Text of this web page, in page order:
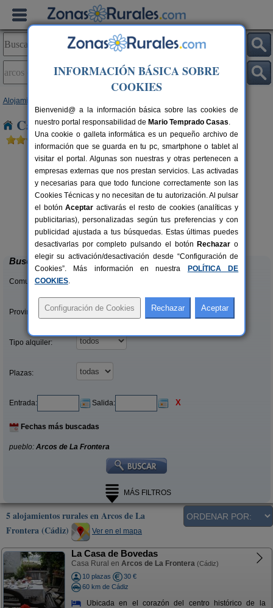
Alojamientos
Casas Rurales en Arcos de La Frontera
4-8+1 pers.
desde25 €
Vivienda Rural Salvi
Prado del Rey (Cádiz)
Buscar
Comunidades:
Provincias/Islas:
Tipo alquiler:
Plazas:
Entrada: Salida: X
Fechas más buscadas
pueblo: Arcos de La Frontera
MÁS FILTROS
5 alojamientos rurales en Arcos de La
Frontera (Cádiz)
Ver en el mapa
La Casa de Bovedas
Casa Rural en Arcos de La Frontera (Cádiz)
10 plazas
30 €
60 km de Cádiz
Ubicada en el corazón del centro histórico de la
INFORMACIÓN BÁSICA SOBRE
COOKIES
Bienvenid@ a la información básica sobre las cookies de
nuestro portal responsabilidad de Mario Temprado Casas.
Una cookie o galleta informática es un pequeño archivo de
información que se guarda en tu pc, smartphone o tablet al
visitar el portal. Algunas son nuestras y otras pertenecen a
empresas externas que nos prestan servicios. Las activadas
y necesarias para que todo funcione correctamente son las
Cookies Técnicas y no necesitan de tu autorización. Al pulsar
el botónAceptar activarás el resto de cookies (analíticas y
publicitarias), personalizadas según tus preferencias y con
publicidad ajustada a tus búsquedas. Estas últimas puedes
desactivarlas por completo pulsando el botón Rechazar o
elegir su activación/desactivación desde “Configuración de
Cookies”. Más información en nuestra
POLÍTICA DE
COOKIES.